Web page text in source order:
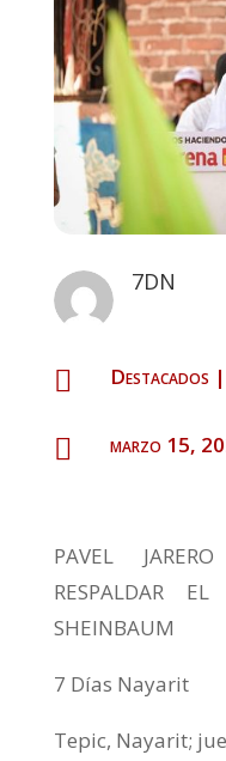
7DN
 Destacados |
 marzo 15,
PAVEL
RESPALDAR
SHEINBAUM
7 Días Nayarit
Tepic, Nayarit;